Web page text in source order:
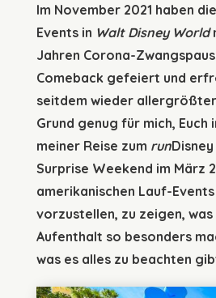
Im November 2021 haben die
Events in Walt Disney World
Jahren Corona-
Comeback gefeiert und
seitdem wieder
Grund genug für mich, Euch
meiner Reise zum run
Surprise Weekend im März
amerikanischen Lauf-
vorzustellen, zu zeigen,
Aufenthalt so besonders
was es alles zu beachten